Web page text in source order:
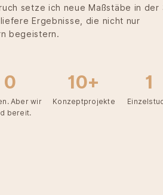
setze ich neue Maßstäbe in der
Ergebnisse, die nicht nur
begeistern.
0
Aber wir
bereit.
10+ 1
Konzeptprojekte